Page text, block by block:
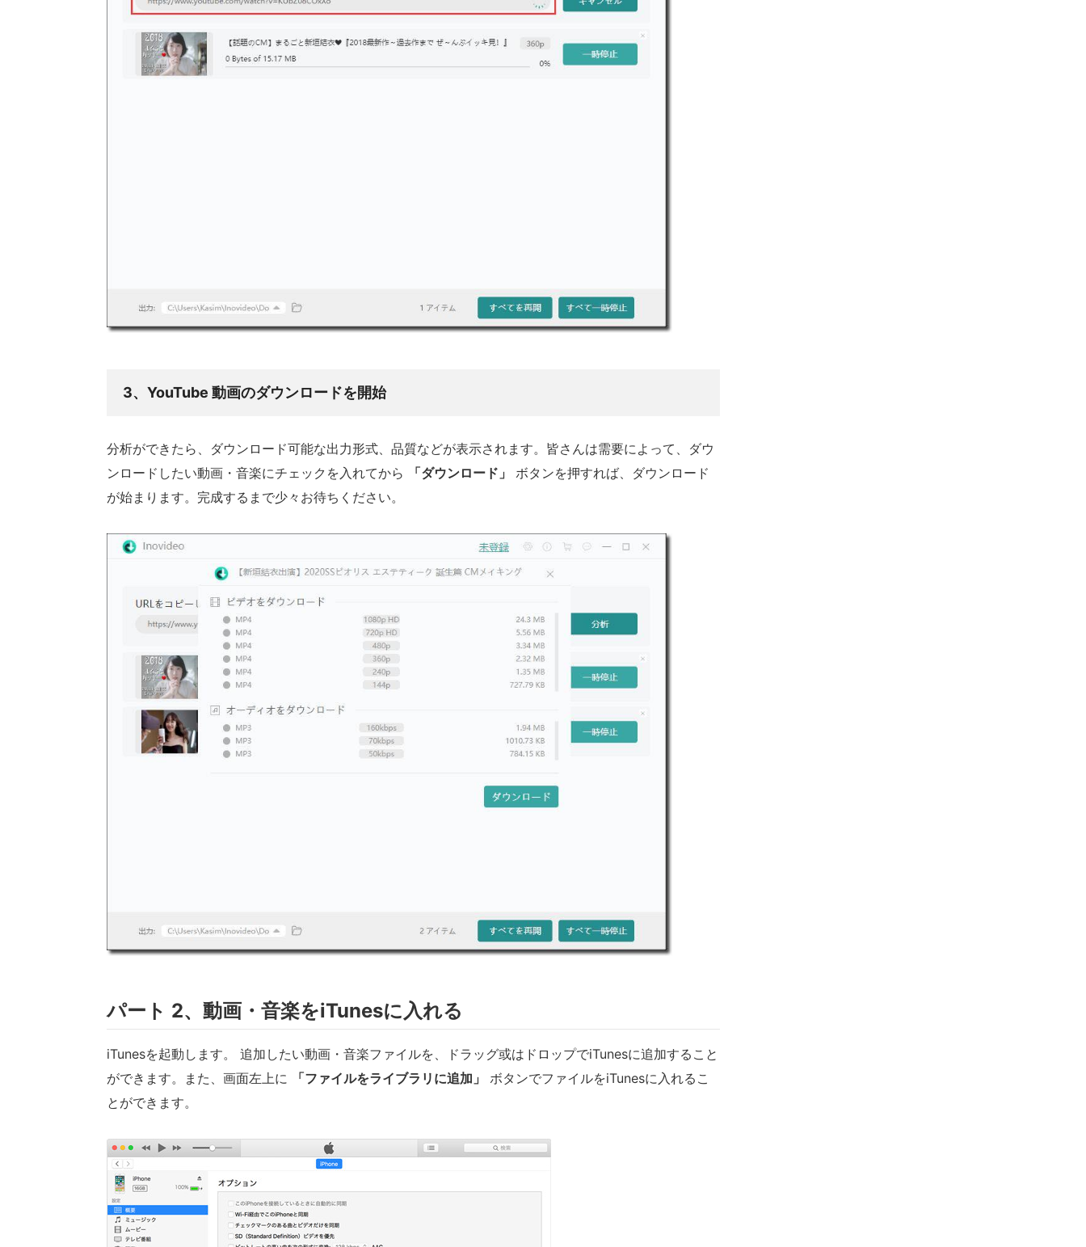
3、YouTube 動画のダウンロードを開始
分析ができたら、ダウンロード可能な出力形式、品質などが表示されます。皆さんは需要によって、ダウ
ンロードしたい動画・音楽にチェックを入れてから
「ダウンロード」
ボタンを押すれば、ダウンロード
が始まります。完成するまで少々お待ちください。
パート 2、動画・音楽をiTunesに入れる
iTunesを起動します。 追加したい動画・音楽ファイルを、ドラッグ或はドロップでiTunesに追加すること
ができます。また、画面左上に
「ファイルをライブラリに追加」
ボタンでファイルをiTunesに入れるこ
とができます。